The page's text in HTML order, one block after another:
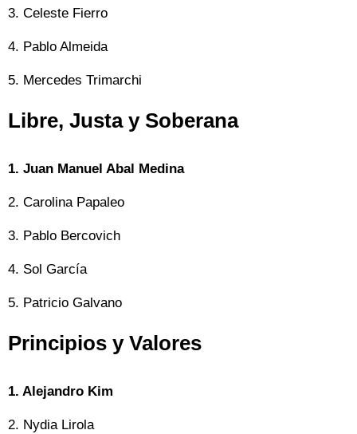
3. Celeste Fierro
4. Pablo Almeida
5. Mercedes Trimarchi
Libre, Justa y Soberana
1. Juan Manuel Abal Medina
2. Carolina Papaleo
3. Pablo Bercovich
4. Sol García
5. Patricio Galvano
Principios y Valores
1. Alejandro Kim
2. Nydia Lirola